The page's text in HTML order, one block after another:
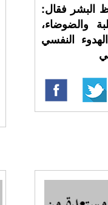
البشر فقال:
والضوضاء،
النفسي